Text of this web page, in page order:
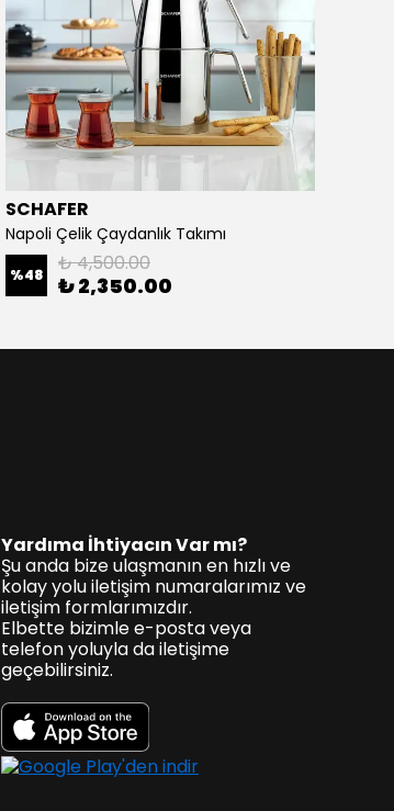
SCHAFER
Napoli Çelik Çaydanlık Takımı
%48 ₺ 4,500.00
₺ 2,350.00
Yardıma İhtiyacın Var mı?
Şu anda bize ulaşmanın en hızlı ve
kolay yolu iletişim numaralarımız ve
iletişim formlarımızdır.
Elbette bizimle e-posta veya
telefon yoluyla da iletişime
geçebilirsiniz.